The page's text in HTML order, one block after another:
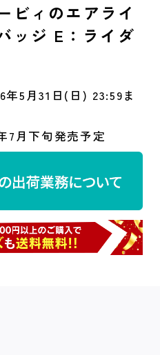
ビィのエアライ
ッジ E：ライダ
年5月31日(日) 23:59ま
7月下旬発売予定